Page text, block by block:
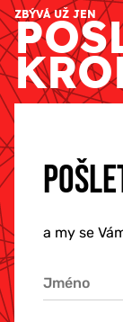
ZBÝVÁ UŽ JEN
a my se